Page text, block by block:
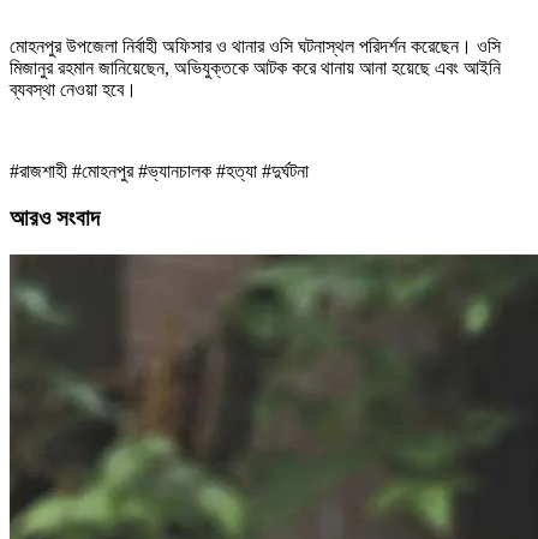
মোহনপুর উপজেলা নির্বাহী অফিসার ও থানার ওসি ঘটনাস্থল পরিদর্শন করেছেন। ওসি
মিজানুর রহমান জানিয়েছেন, অভিযুক্তকে আটক করে থানায় আনা হয়েছে এবং আইনি
ব্যবস্থা নেওয়া হবে।
#রাজশাহী #মোহনপুর #ভ্যানচালক #হত্যা #দুর্ঘটনা
আরও সংবাদ